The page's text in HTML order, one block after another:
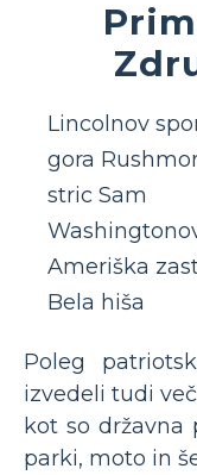
Lincolnov
gora
stric Sam
Ameriška
Bela hiša
Poleg
izvedeli tudi
kot so državna
parki, moto in